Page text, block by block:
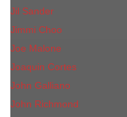
Jil Sander
Jimmi Choo
Jое Malоnе
Joaquin Cortes
John Galliano
John Richmond